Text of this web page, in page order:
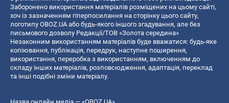
Заборонено використання матеріалів розміщених на цьому сайті,
хоч із зазначенням гіперпосилання на сторінку цього сайту,
логотипу OBOZ.UA або будь-якого іншого згадування, але без
письмового дозволу Редакції/ТОВ «Золота середина»
Незаконним використанням матеріалів буде вважатися: будь-яке
копiювання, публiкацiя, передрук, наступне поширення,
використання, переробка з використанням, включенням до
складу інших матеріалів, розповсюдження, адаптація, переклад
та інші подібні зміни матеріалу.